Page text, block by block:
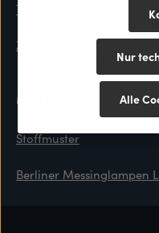
Top-Preis Garantie
Zahlung & Versand
Materialien
Stoffmuster
Berliner Messinglampen
Nur
Alle